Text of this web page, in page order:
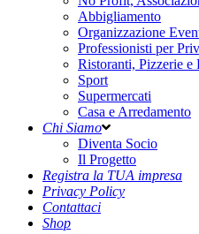
Abbigliamento
Organizzazione
Professionisti per
Ristoranti, Pizzerie e
Sport
Supermercati
Casa e Arredamento
Chi Siamo
Diventa Socio
Il Progetto
Registra la TUA impresa
Privacy Policy
Contattaci
Shop